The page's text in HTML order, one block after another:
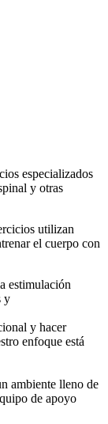
especializados
y otras
utilizan
el cuerpo con
estimulación
y
y hacer
enfoque está
ambiente lleno de
de apoyo